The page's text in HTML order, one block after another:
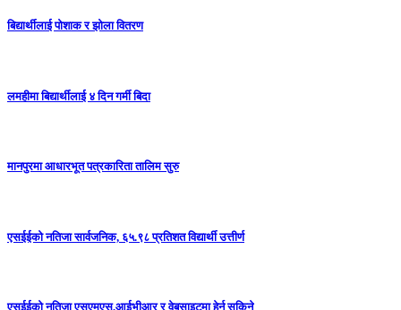
बिद्यार्थीलाई पोशाक र झोला वितरण
लमहीमा बिद्यार्थीलाई ४ दिन गर्मी बिदा
मानपुरमा आधारभूत पत्रकारिता तालिम सुरु
एसईईको नतिजा सार्वजनिक, ६५.९८ प्रतिशत विद्यार्थी उत्तीर्ण
एसईईको नतिजा एसएमएस,आईभीआर र वेबसाइटमा हेर्न सकिने